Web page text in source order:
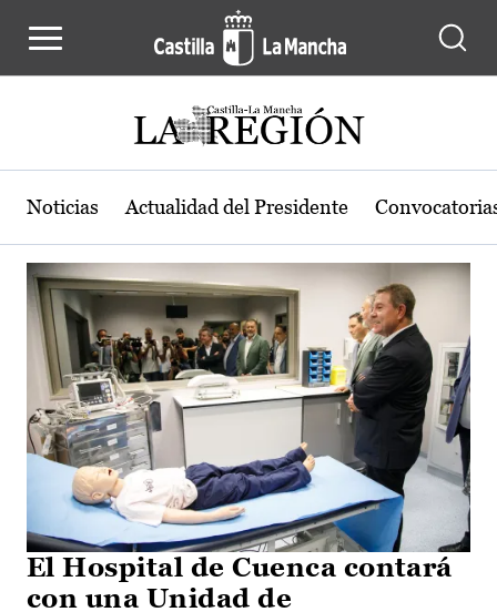
Actualidad de la región de Castilla-
Noticias Actualidad del Presidente
El Hospital de Cuenca contará
con una Unidad de